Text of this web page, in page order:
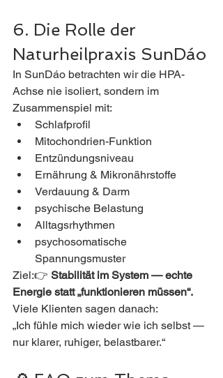
6. Die Rolle der
Naturheilpraxis SunDáo
In SunDáo betrachten wir die HPA-
Achse nie isoliert, sondern im
Zusammenspiel mit:
Schlafprofil
Mitochondrien-Funktion
Entzündungsniveau
Ernährung & Mikronährstoffe
Verdauung & Darm
psychische Belastung
Alltagsrhythmen
psychosomatische
Spannungsmuster
Ziel:👉 Stabilität im System — echte
Energie statt „funktionieren müssen“.
Viele Klienten sagen danach:
„Ich fühle mich wieder wie ich selbst —
nur klarer, ruhiger, belastbarer.“